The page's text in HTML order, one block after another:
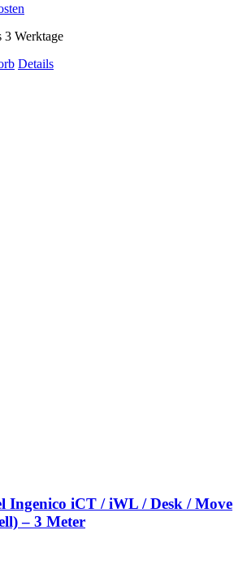
3 Werktage
Details
Ingenico iCT / iWL / Desk / Move
– 3 Meter